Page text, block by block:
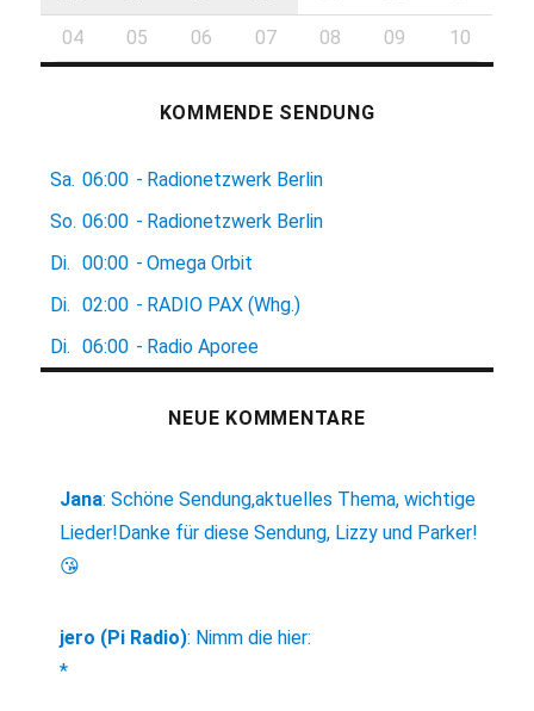
04 05 06 07 08 09 10
KOMMENDE SENDUNG
Sa. 06:00 - Radionetzwerk Berlin
So. 06:00 - Radionetzwerk Berlin
Di.
00:00 - Omega Orbit
Di.
02:00 - RADIO PAX (Whg.)
Di.
06:00 - Radio Aporee
NEUE KOMMENTARE
Jana:Schöne Sendung,aktuelles Thema, wichtige
Lieder!Danke für diese Sendung, Lizzy und Parker!
😘
jero (Pi Radio): Nimm die hier:
*